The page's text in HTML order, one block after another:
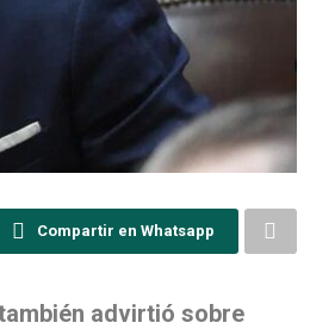
Compartir en Whatsapp
advirtió sobre